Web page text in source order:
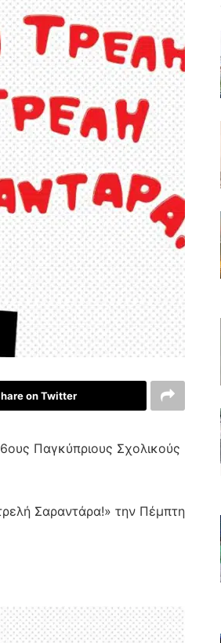
on Twitter
Παγκύπριους Σχολικούς
Σαραντάρα!» την Πέμπτη